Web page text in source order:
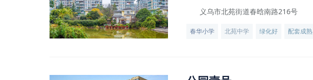
义乌市北苑街道春晗南路216号
春华小学 北苑中学 绿化好 配套成熟